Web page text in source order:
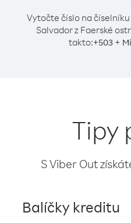
Vytočte číslo na číselníku
Salvador z Faerské
takto:+503+
Tipy
S Viber Out
Balíčky kreditu